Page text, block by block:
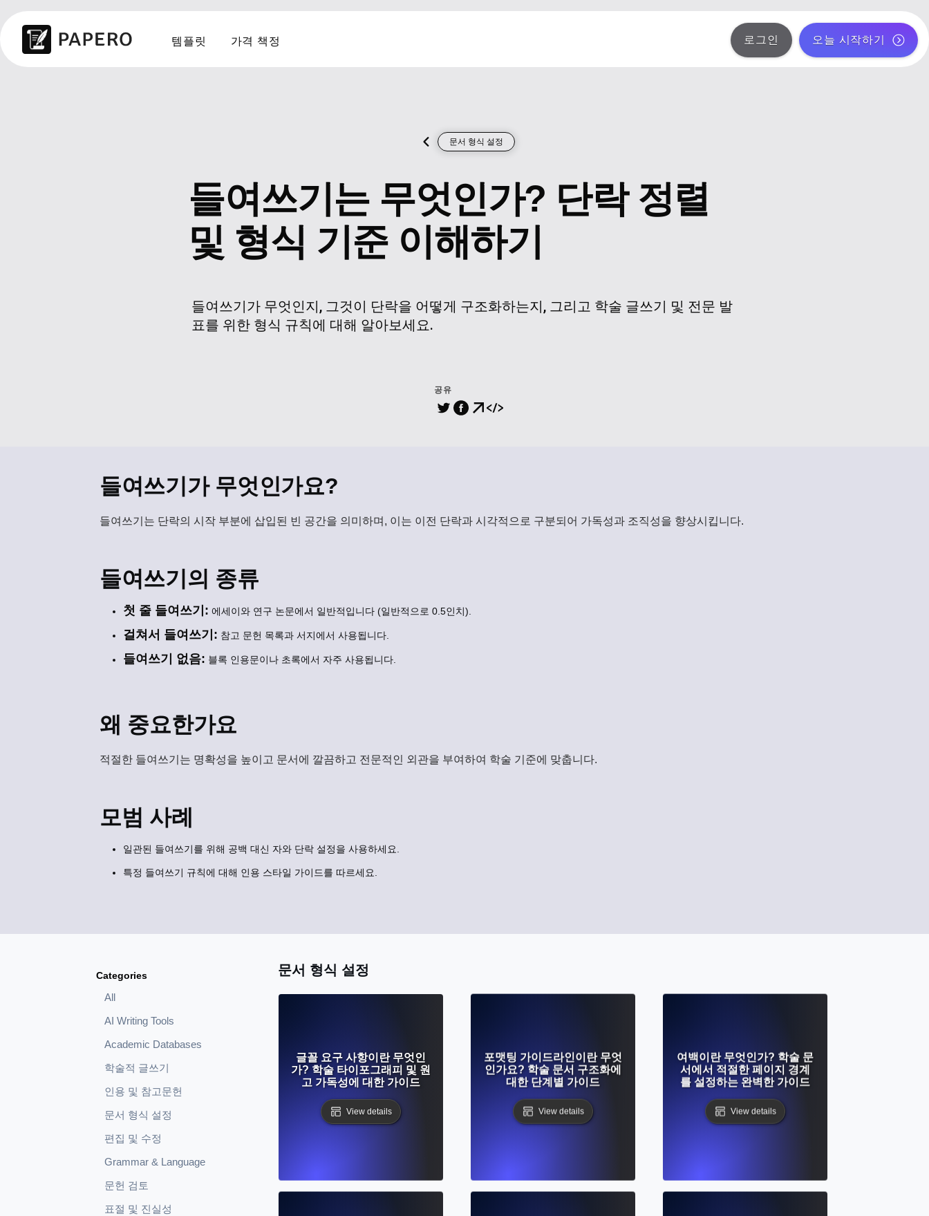
템플릿 가격 책정 로그인 오늘 시작하기
문서 형식 설정
들여쓰기는 무엇인가? 단락 정렬
및 형식 기준 이해하기
들여쓰기가 무엇인지, 그것이 단락을 어떻게 구조화하는지, 그리고 학술 글쓰기 및 전문 발
표를 위한 형식 규칙에 대해 알아보세요.
공유
들여쓰기가 무엇인가요?
들여쓰기 는 단락의 시작 부분에 삽입된 빈 공간을 의미하며, 이는 이전 단락과 시각적으로 구분되어 가독성과 조직성을 향상시킵니다.
들여쓰기의 종류
첫 줄 들여쓰기: 에세이와 연구 논문에서 일반적입니다 (일반적으로 0.5인치).
걸쳐서 들여쓰기: 참고 문헌 목록과 서지에서 사용됩니다.
들여쓰기 없음: 블록 인용문이나 초록에서 자주 사용됩니다.
왜 중요한가요
적절한 들여쓰기는 명확성을 높이고 문서에 깔끔하고 전문적인 외관을 부여하여 학술 기준에 맞춥니다.
모범 사례
일관된 들여쓰기를 위해 공백 대신 자와 단락 설정을 사용하세요.
특정 들여쓰기 규칙에 대해 인용 스타일 가이드를 따르세요.
Categories
All
AI Writing Tools
Academic Databases
학술적 글쓰기
인용 및 참고문헌
문서 형식 설정
편집 및 수정
Grammar & Language
문헌 검토
표절 및 진실성
문서 형식 설정
글꼴 요구 사항이란 무엇인
가? 학술 타이포그래피 및 원
고 가독성에 대한 가이드
View details
포맷팅 가이드라인이란 무엇
인가요? 학술 문서 구조화에
대한 단계별 가이드
View details
여백이란 무엇인가? 학술 문
서에서 적절한 페이지 경계
를 설정하는 완벽한 가이드
View details